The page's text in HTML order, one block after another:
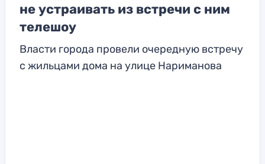
не устраивать из встречи с ним
телешоу
Власти города провели очередную встречу
с жильцами дома на улице Нариманова